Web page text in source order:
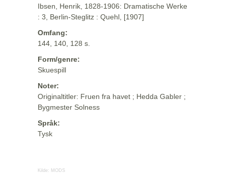
Ibsen, Henrik, 1828-1906: Dramatische Werke
: 3, Berlin-Steglitz : Quehl, [1907]
Omfang:
144, 140, 128 s.
Form/genre:
Skuespill
Noter:
Originaltitler: Fruen fra havet ; Hedda Gabler ;
Bygmester Solness
Språk:
Tysk
Kilde: MODS